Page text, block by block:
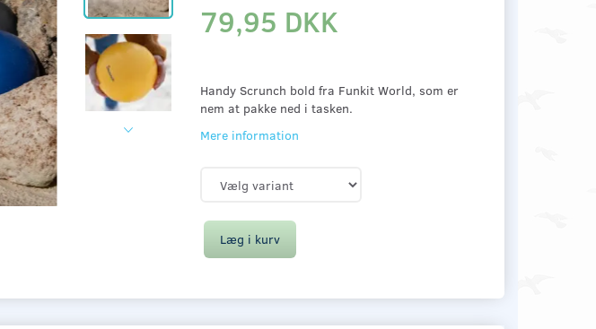
79,95 DKK
Handy Scrunch bold fra Funkit World, som er
nem at pakke ned i tasken.
Mere information
Læg i kurv